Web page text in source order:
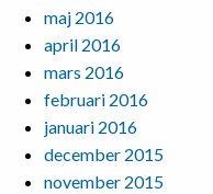
maj 2016
april 2016
mars 2016
februari 2016
januari 2016
december 2015
november 2015